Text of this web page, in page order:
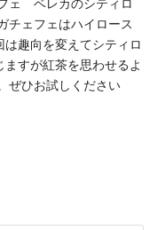
ェ ベレカのシティロ
チェフェはハイロース
は趣向を変えてシティロ
すが紅茶を思わせるよ
ぜひお試しください